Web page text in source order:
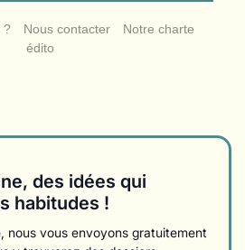
? Nous contacter
Notre charte
édito
des idées qui
habitudes !
nous vous envoyons gratuitement